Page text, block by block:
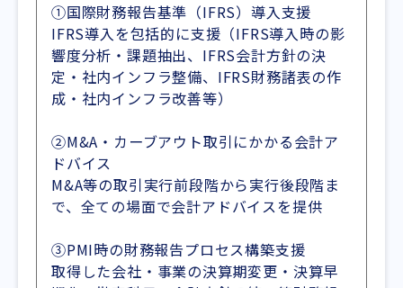
①国際財務報告基準（IFRS）導入支援
IFRS導入を包括的に支援（IFRS導入時の影
響度分析・課題抽出、IFRS会計方針の決
定・社内インフラ整備、IFRS財務諸表の作
成・社内インフラ改善等）
②M&A・カーブアウト取引にかかる会計ア
ドバイス
M&A等の取引実行前段階から実行後段階ま
で、全ての場面で会計アドバイスを提供
③PMI時の財務報告プロセス構築支援
取得した会社・事業の決算期変更・決算早